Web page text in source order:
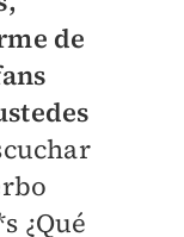
de
¿Qué